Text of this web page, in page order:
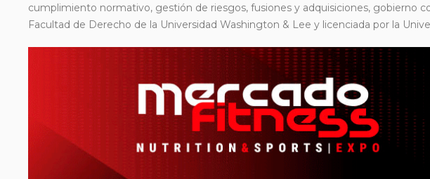
cumplimiento normativo, gestión de riesgos, fusiones y adquisiciones, gobierno
Facultad de Derecho de la Universidad Washington & Lee y licenciada por la